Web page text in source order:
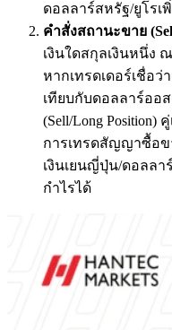
ดอลลาร์สหรัฐ/ยูโรเ
คำสั่งสถานะขาย
เงินใดสกุลเงินหนึ่ง
หากเทรดเดอร์เชื่อว่
เทียบกับดอลลาร์ออ
(Sell/Long Position)
การเทรดสัญญาซื้อข
เงินเยนญี่ปุ่น/ดอลลา
กำไรได้